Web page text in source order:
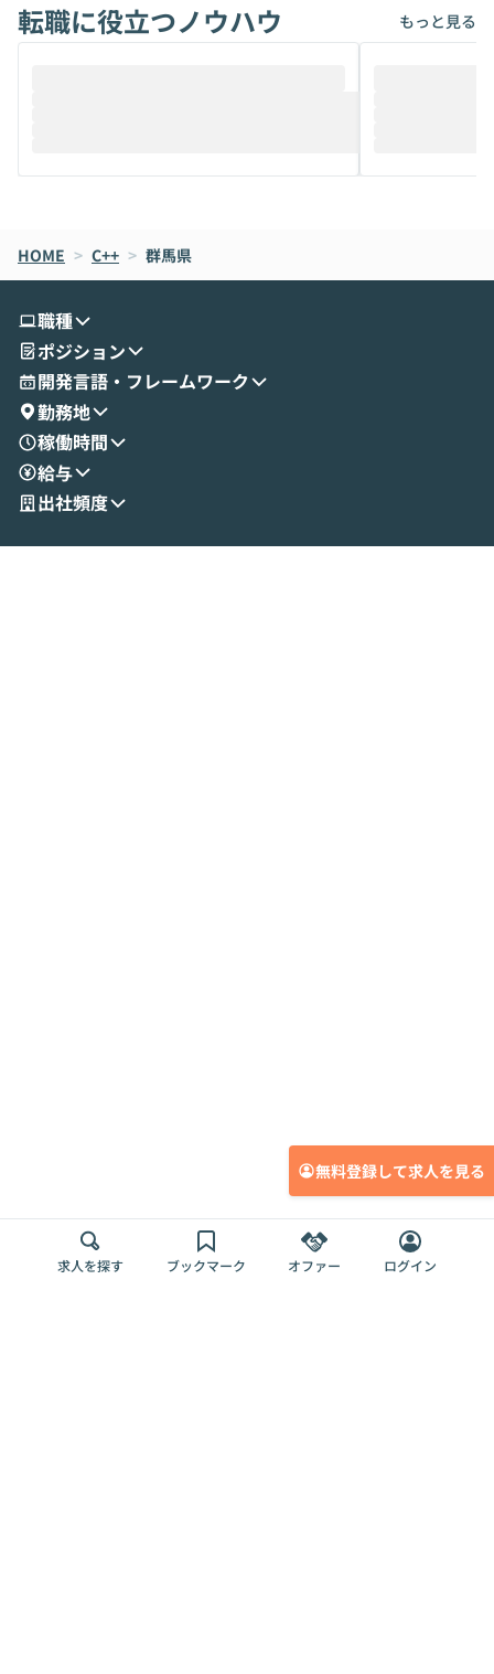
けでなく、想像以上の範囲まで自動化でき
ることは、まだあまり知られていません。
メルカリでの判断基準をもとに「なぜClau
oworkの基本的な機能をご紹介いただきま
す。 続く公開デモでは、実際にCoworkを
せいただきます。数分でワークフローが完
成する手軽さや、Gmail等の外部サービス
とセキュアに連携できるポイントなど、実
演を通じて具体的なイメージをお届けしま
す。 後半のディスカッションでは、セキュ
リティの考え方や社内導入の進め方など、
現場目線でさらに深掘りしていきます。
「自分の業務をAIで自動化してみたいけ
いう方にこそ参加いただきたいイベントで
は、評判では
ているAIを選ぶこ
それぞれの本当
ント構築の最前
転職に役立つノウハウ もっと見る
HOME > C++ > 群馬県
職種
ポジション
開発言語・フレームワーク
勤務地
稼働時間
給与
出社頻度
無料登録して求人を見る
求人を探す ブックマーク オファー ログイン